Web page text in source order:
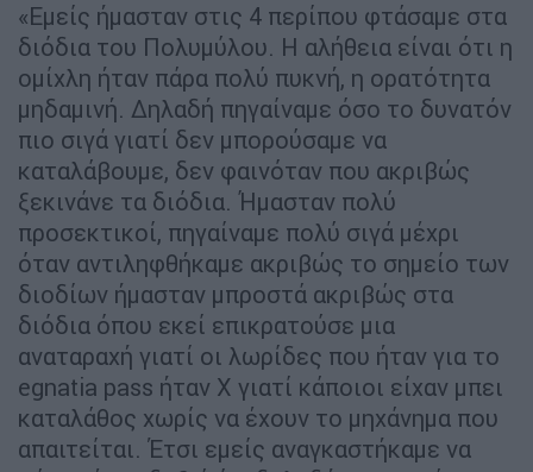
«Εμείς ήμασταν στις 4 περίπου φτάσαμε στα
διόδια του Πολυμύλου. Η αλήθεια είναι ότι η
ομίχλη ήταν πάρα πολύ πυκνή, η ορατότητα
μηδαμινή. Δηλαδή πηγαίναμε όσο το δυνατόν
πιο σιγά γιατί δεν μπορούσαμε να
καταλάβουμε, δεν φαινόταν που ακριβώς
ξεκινάνε τα διόδια. Ήμασταν πολύ
προσεκτικοί, πηγαίναμε πολύ σιγά μέχρι
όταν αντιληφθήκαμε ακριβώς το σημείο των
διοδίων ήμασταν μπροστά ακριβώς στα
διόδια όπου εκεί επικρατούσε μια
αναταραχή γιατί οι λωρίδες που ήταν για το
egnatia pass ήταν Χ γιατί κάποιοι είχαν μπει
καταλάθος χωρίς να έχουν το μηχάνημα που
απαιτείται. Έτσι εμείς αναγκαστήκαμε να